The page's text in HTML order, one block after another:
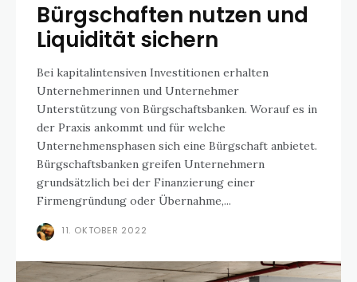
Bürgschaften nutzen und
Liquidität sichern
Bei kapitalintensiven Investitionen erhalten
Unternehmerinnen und Unternehmer
Unterstützung von Bürgschaftsbanken. Worauf es in
der Praxis ankommt und für welche
Unternehmensphasen sich eine Bürgschaft anbietet.
Bürgschaftsbanken greifen Unternehmern
grundsätzlich bei der Finanzierung einer
Firmengründung oder Übernahme,...
11. OKTOBER 2022